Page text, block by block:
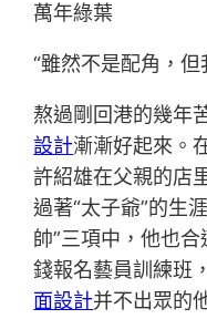
萬年綠葉
“雖然不是配角，但
熬過剛回港的幾年
設計漸漸好起來。
許紹雄在父親的店
過著“太子爺”的生
帥”三項中，他也
錢報名藝員訓練班
面設計并不出眾的